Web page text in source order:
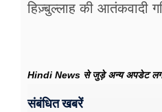
हिज़्बुल्लाह की आतंकवादी
Hindi News से जुड़े अन्य अपडेट
संबंधित खबरें